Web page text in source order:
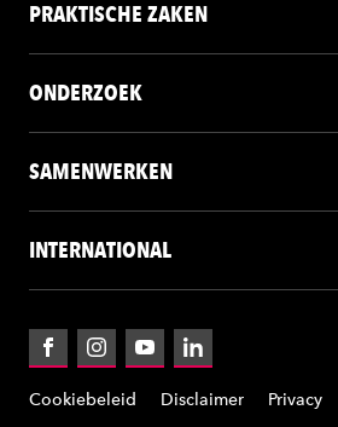
PRAKTISCHE ZAKEN
ONDERZOEK
SAMENWERKEN
INTERNATIONAL
FacebookInstagramYouTubeLinkedIn
Cookiebeleid Disclaimer Privacy